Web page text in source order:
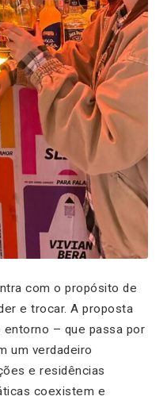
com o propósito de
e trocar. A proposta
– que passa por
um verdadeiro
e residências
coexistem e